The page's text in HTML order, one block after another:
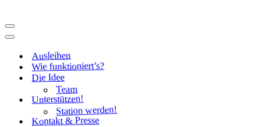
Navigationsmenü
Navigationsmenü
Ausleihen
Wie funktioniert’s?
Die Idee
Team
Unterstützen!
Station werden!
Kontakt & Presse